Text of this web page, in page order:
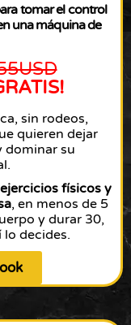
tomar el control
una máquina de
sin rodeos,
quieren dejar
dominar su
físicos y
, en menos de 5
y durar 30,
lo decides.